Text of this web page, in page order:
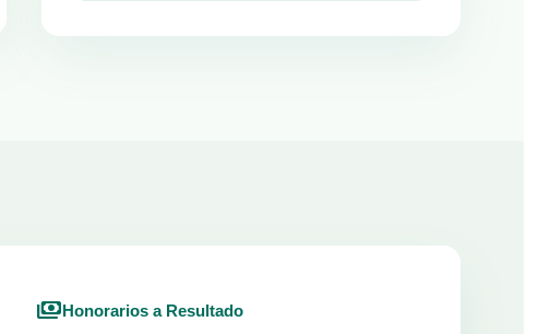
paymentsHonorarios a Resultado